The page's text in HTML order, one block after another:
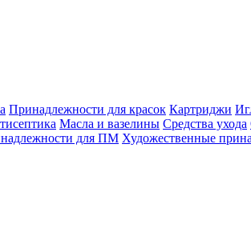
Принадлежности для красок Картриджи
Масла и вазелины Средства ухода
для ПМ Художественные